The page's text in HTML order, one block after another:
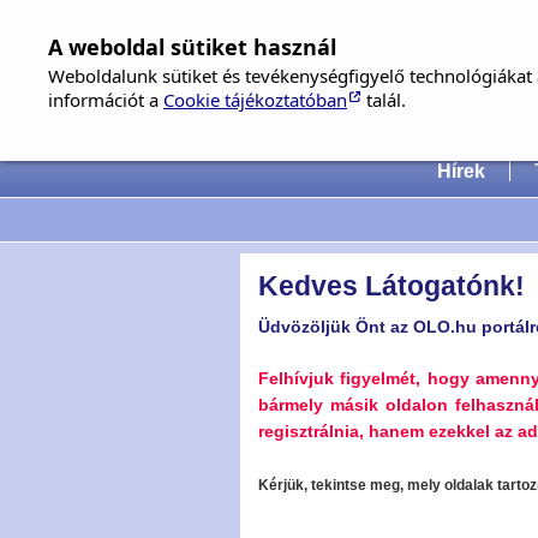
Hírek
Kedves Látogatónk!
Üdvözöljük Önt az OLO.hu
Felhívjuk figyelmét, hogy
bármely másik oldalon
regisztrálnia, hanem ezekkel az
Kérjük, tekintse meg, mely oldalak
A weboldal sütiket használ
Weboldalunk sütiket és tevékenységfigyelő
információt a Cookie tájékoztatóban talál.